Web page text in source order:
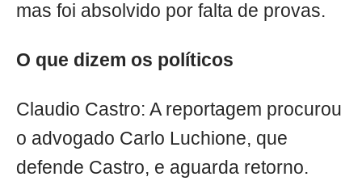
mas foi absolvido por falta de provas.
O que dizem os políticos
Claudio Castro: A reportagem procurou
o advogado Carlo Luchione, que
defende Castro, e aguarda retorno.